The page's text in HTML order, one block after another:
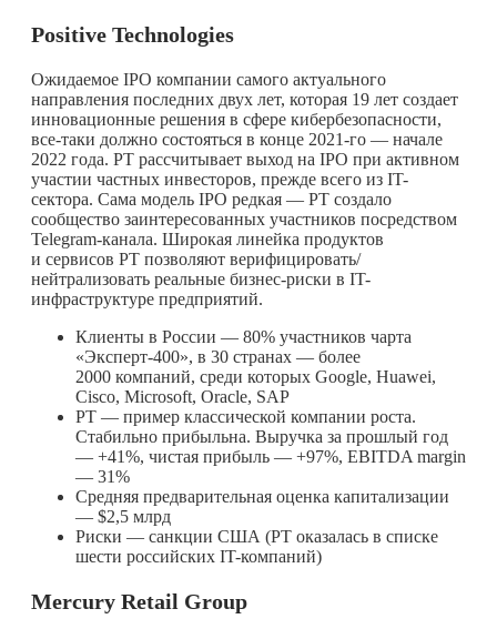
Positive Technologies
Ожидаемое IPO компании самого актуального
направления последних двух лет, которая 19 лет создает
инновационные решения в сфере кибербезопасности,
все-таки должно состояться в конце 2021-го — начале
2022 года. PT рассчитывает выход на IPO при активном
участии частных инвесторов, прежде всего из IT-
сектора. Сама модель IPO редкая — PT создало
сообщество заинтересованных участников посредством
Telegram-канала. Широкая линейка продуктов
и сервисов PT позволяют верифицировать/
нейтрализовать реальные бизнес-риски в IT-
инфраструктуре предприятий.
Клиенты в России — 80% участников чарта
«Эксперт-400», в 30 странах — более
2000 компаний, среди которых Google, Huawei,
Cisco, Microsoft, Oracle, SAP
PT — пример классической компании роста.
Стабильно прибыльна. Выручка за прошлый год
— +41%, чистая прибыль — +97%, EBITDA margin
— 31%
Средняя предварительная оценка капитализации
— $2,5 млрд
Риски — санкции США (PT оказалась в списке
шести российских IT-компаний)
Mercury Retail Group